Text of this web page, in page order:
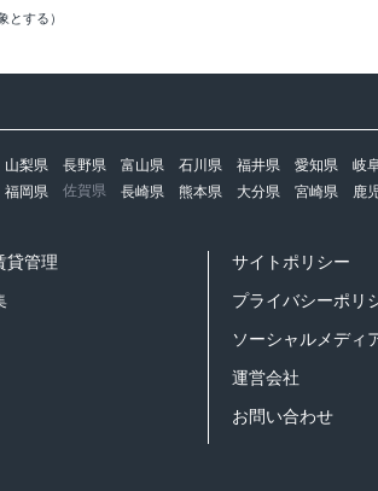
とする）
山梨県 長野県 富山県 石川県 福井県 愛知県 岐
福岡県 佐賀県 長崎県 熊本県 大分県 宮崎県 鹿
貸管理
サイトポリシー
プライバシーポリ
ソーシャルメディ
運営会社
お問い合わせ